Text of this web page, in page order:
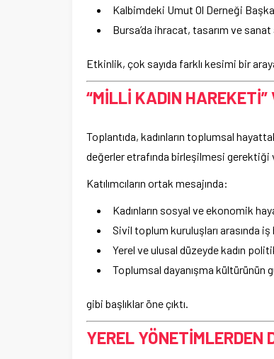
Kalbimdeki Umut Ol Derneği
Bursa’da ihracat, tasarım ve
Etkinlik, çok sayıda farklı kesimi bir
“MİLLİ KADIN
Toplantıda, kadınların toplumsal
değerler etrafında birleşilmesi gerektiği
Katılımcıların ortak mesajında:
Kadınların sosyal ve ekonomik
Sivil toplum kuruluşları arasında iş
Yerel ve ulusal düzeyde kadın
Toplumsal dayanışma kültürünün
gibi başlıklar öne çıktı.
YEREL YÖNETİMLERDEN